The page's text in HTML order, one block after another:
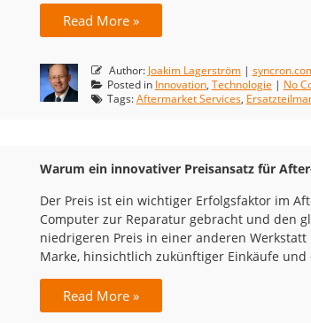
Read More »
Author: Joakim Lagerström|
Posted in Innovation, Technologie | No
Tags:Aftermarket Services,
Warum ein innovativer Preisansatz für
Der Preis ist ein wichtiger Erfolgsfaktor im
Computer zur Reparatur gebracht und den
niedrigeren Preis in einer anderen
Marke, hinsichtlich zukünftiger Einkäufe
Read More »